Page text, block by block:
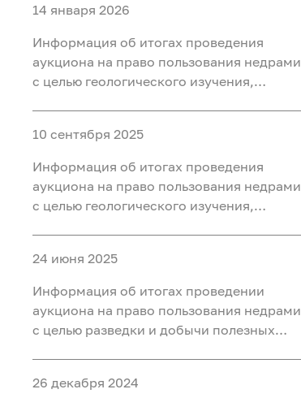
«Западно-Нятлонгский»,
расположенного на территории
Сургутского района Ханты-Мансийского
автономного округа - Югры
14 января 2026
Информация об итогах проведения
аукциона на право пользования недрами
с целью геологического изучения,
«Восточно-Камский», расположенного
на территории Ханты-Мансийского
района Ханты-Мансийского
автономного округа - Югры
10 сентября 2025
Информация об итогах проведения
аукциона на право пользования недрами
с целью геологического изучения,
«Бобровый», расположенного в
Уватском районе Тюменской области
24 июня 2025
Информация об итогах проведении
аукциона на право пользования недрами
с целью разведки и добычи полезных
недр «Северный 2 Шадринского
26 декабря 2024